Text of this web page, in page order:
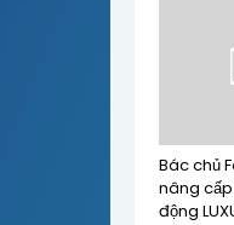
Bác chủ
nâng
động